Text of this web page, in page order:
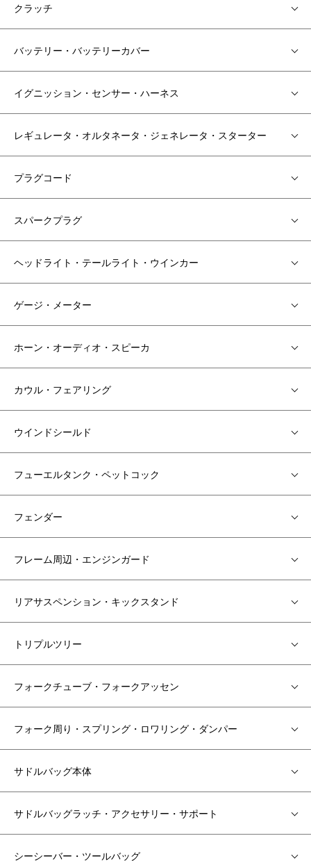
クラッチ
バッテリー・バッテリーカバー
イグニッション・センサー・ハーネス
レギュレータ・オルタネータ・ジェネレータ・スターター
プラグコード
スパークプラグ
ヘッドライト・テールライト・ウインカー
ゲージ・メーター
ホーン・オーディオ・スピーカ
カウル・フェアリング
ウインドシールド
フューエルタンク・ペットコック
フェンダー
フレーム周辺・エンジンガード
リアサスペンション・キックスタンド
トリプルツリー
フォークチューブ・フォークアッセン
フォーク周り・スプリング・ロワリング・ダンパー
サドルバッグ本体
サドルバッグラッチ・アクセサリー・サポート
シーシーバー・ツールバッグ